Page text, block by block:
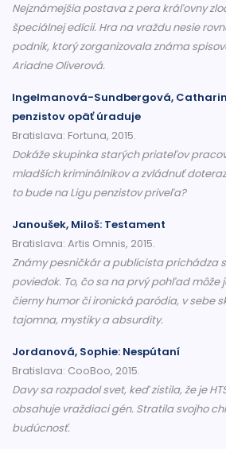
Nejznámejšia postava z pera kráľovny
špeciálnej edícii. Hra na vraždu nesie
podnik, ktorý zorganizovala známa
Ariadne Oliverová.
Ingelmanová-Sundbergová,
penzistov opäť úraduje
Bratislava: Fortuna, 2015.
Dokáže skupinka starých priateľov
mladších kriminálnikov a zvládnuť
to bude na Ligu penzistov priveľa?
Janoušek, Miloš: Testament
Bratislava: Artis Omnis, 2015.
Známy pesničkár a publicista prichádza
poviedok. To, čo sa na prvý pohľad
čierny humor či ironická paródia, v sebe
tajomna, mystiky a absurdity.
Jordanová, Sophie: Nespútaní
Bratislava: CooBoo, 2015.
Davy sa rozpadol svet, keď zistila, že je
obsahuje vraždiaci gén. Stratila svojho
budúcnosť.